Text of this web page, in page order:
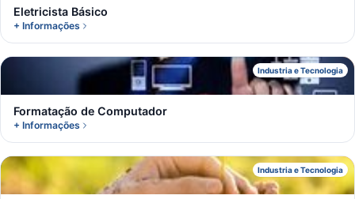
Eletricista Básico
+ Informações
Industria e Tecnologia
F
Formatação de Computador
+ Informações
Industria e Tecnologia
G